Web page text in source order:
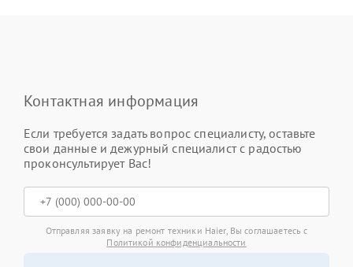
Контактная информация
Если требуется задать вопрос специалисту, оставьте
свои данные и дежурный специалист с радостью
проконсультирует Вас!
Отправляя заявку на ремонт техники Haier, Вы соглашаетесь с
Политикой конфиденциальности